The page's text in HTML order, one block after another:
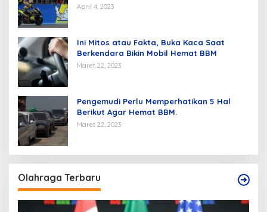
April 4, 2023
Ini Mitos atau Fakta, Buka Kaca Saat
Berkendara Bikin Mobil Hemat BBM
Maret 22, 2023
Pengemudi Perlu Memperhatikan 5 Hal
Berikut Agar Hemat BBM.
Maret 22, 2023
Olahraga Terbaru